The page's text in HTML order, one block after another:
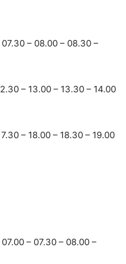
– 08.00 – 08.30 –
– 13.00 – 13.30 – 14.00
– 18.00 – 18.30 – 19.00
– 07.30 – 08.00 –